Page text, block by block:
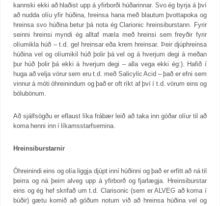
kannski ekki að hlaðist upp á yfirborði húðarinnar. Svo ég byrja á því
að nudda olíu yfir húðina, hreinsa hana með blautum þvottapoka og
hreinsa svo húðina betur þá nota ég Clarionic hreinsiburstann. Fyrir
seinni hreinsi myndi ég alltaf mæla með hreinsi sem freyðir fyrir
olíumikla húð – t.d. gel hreinsar eða krem hreinsar. Þeir djúphreinsa
húðina vel og olíumikil húð þolir þá vel og á hverjum degi á meðan
þur húð þolir þá ekki á hverjum degi – alla vega ekki ég:). Hafið í
huga að velja vörur sem eru t.d. með Salicylic Acid – það er efni sem
vinnur á móti óhreinindum og það er oft ríkt af því í t.d. vörum eins og
bólubönum.
Að sjálfsögðu er eflaust líka frábær leið að taka inn góðar olíur til að
koma henni inn í líkamsstarfsemina.
Hreinsiburstarnir
Óhreinindi eins og olía liggja djúpt inní húðinni og það er erfitt að ná til
þeirra og ná þeim alveg upp á yfirborð og fjarlægja. Hreinsiburstar
eins og ég hef skrifað um t.d. Clarisonic (sem er ALVEG að koma í
búðir) gætu komið að góðum notum við að hreinsa húðina vel og